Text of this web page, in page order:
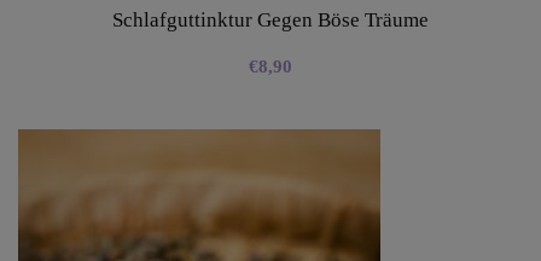
Schlafguttinktur Gegen Böse Träume
€8,90